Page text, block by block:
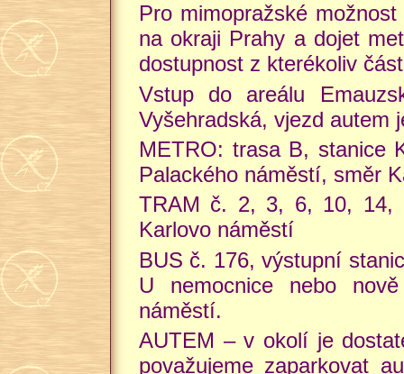
Pro mimopražské
na okraji Prahy a dojet
dostupnost z kterékoliv
Vstup do areálu
Vyšehradská, vjezd autem
METRO: trasa B, stanice
Palackého náměstí, směr
TRAM č. 2, 3, 6, 10, 14,
Karlovo náměstí
BUS č. 176, výstupní
U nemocnice nebo
náměstí.
AUTEM – v okolí je
považujeme zaparkovat